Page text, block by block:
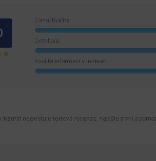
Cena/Kvalita
Domluva
Kvalita informací v inzerátu
inzerát neexistuje textová recenze, napište první a